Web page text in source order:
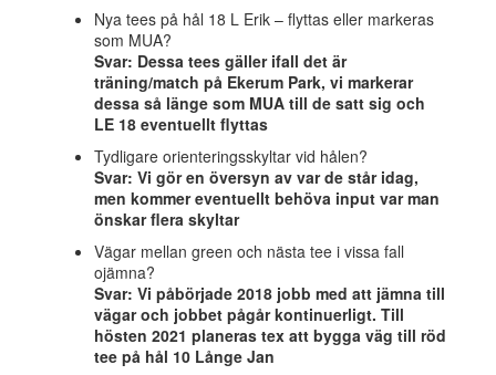
Nya tees på hål 18 L Erik – flyttas eller markeras
som MUA?
Svar: Dessa tees gäller ifall det är
träning/match på Ekerum Park, vi markerar
dessa så länge som MUA till de satt sig och
LE 18 eventuellt flyttas
Tydligare orienteringsskyltar vid hålen?
Svar: Vi gör en översyn av var de står idag,
men kommer eventuellt behöva input var man
önskar flera skyltar
Vägar mellan green och nästa tee i vissa fall
ojämna?
Svar: Vi påbörjade 2018 jobb med att jämna till
vägar och jobbet pågår kontinuerligt. Till
hösten 2021 planeras tex att bygga väg till röd
tee på hål 10 Långe Jan